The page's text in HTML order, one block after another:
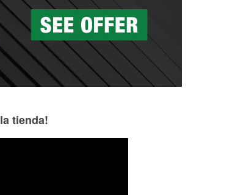
tienda!